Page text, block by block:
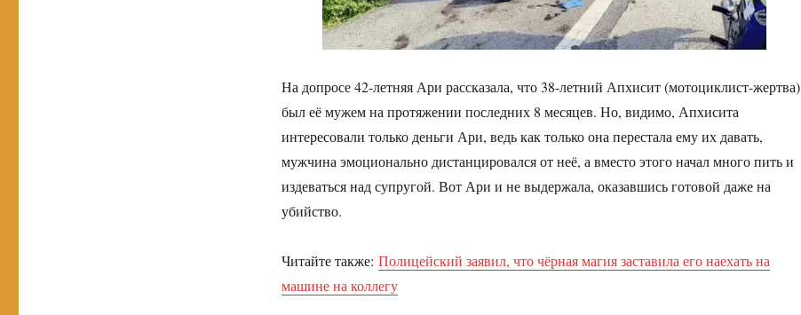
На допросе 42-летняя Ари рассказала, что 38-летний Апхисит (мотоциклист-жертва)
был её мужем на протяжении последних 8 месяцев. Но, видимо, Апхисита
интересовали только деньги Ари, ведь как только она перестала ему их давать,
мужчина эмоционально дистанцировался от неё, а вместо этого начал много пить и
издеваться над супругой. Вот Ари и не выдержала, оказавшись готовой даже на
убийство.
Читайте также: Полицейский заявил, что чёрная магия заставила его наехать на
машине на коллегу